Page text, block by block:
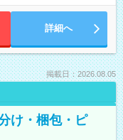
詳細へ
掲載日：2026.08.05
け・梱包・ピ